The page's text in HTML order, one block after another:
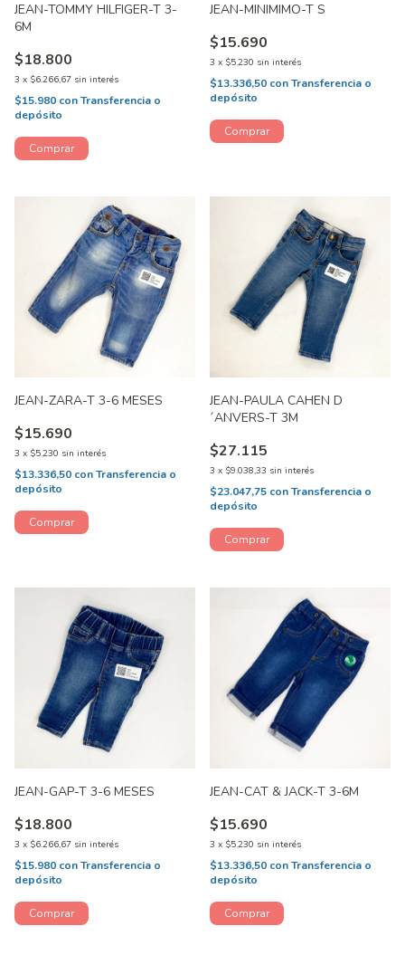
JEAN-TOMMY HILFIGER-T 3-
6M
$18.800
3 x $6.266,67 sin interés
$15.980 conTransferencia o
depósito
JEAN-MINIMIMO-T S
$15.690
3 x $5.230 sin interés
$13.336,50 conTransferencia o
depósito
JEAN-ZARA-T 3-6 MESES
$15.690
3 x $5.230 sin interés
$13.336,50 conTransferencia o
depósito
JEAN-PAULA CAHEN D
´ANVERS-T 3M
$27.115
3 x $9.038,33 sin interés
$23.047,75 conTransferencia o
depósito
JEAN-GAP-T 3-6 MESES
$18.800
3 x $6.266,67 sin interés
$15.980 conTransferencia o
depósito
JEAN-CAT & JACK-T 3-6M
$15.690
3 x $5.230 sin interés
$13.336,50 conTransferencia o
depósito